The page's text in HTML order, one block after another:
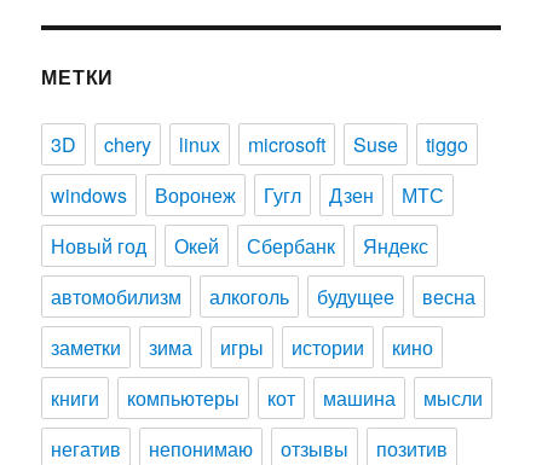
МЕТКИ
3D chery linux microsoft Suse
tiggo
windows
Воронеж Гугл Дзен
МТС
Новый год
Окей Сбербанк
Яндекс
автомобилизм
алкоголь будущее
весна
заметки
зима игры истории
кино
книги
компьютеры кот машина
мысли
негатив
непонимаю отзывы
позитив